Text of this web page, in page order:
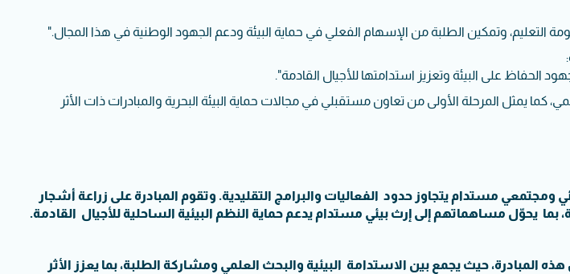
التعليم، وتمكين الطلبة من الإسهام الفعلي في حماية البيئة ودعم الجهود الوطنية في هذا المجال."
على البيئة وتعزيز استدامتها للأجيال القادمة".
يمثل المرحلة الأولى من تعاون مستقبلي في مجالات حماية البيئة البحرية والمبادرات ذات الأثر
ومجتمعي مستدام يتجاوز حدود الفعاليات والبرامج التقليدية. وتقوم المبادرة على زراعة أشجار
بما يحوّل مساهماتهم إلى إرث بيئي مستدام يدعم حماية النظم البيئية الساحلية للأجيال القادمة.
المنفذة ضمن هذه المبادرة، حيث يجمع بين الاستدامة البيئية والبحث العلمي ومشاركة الطلبة، بما يعزز الأثر